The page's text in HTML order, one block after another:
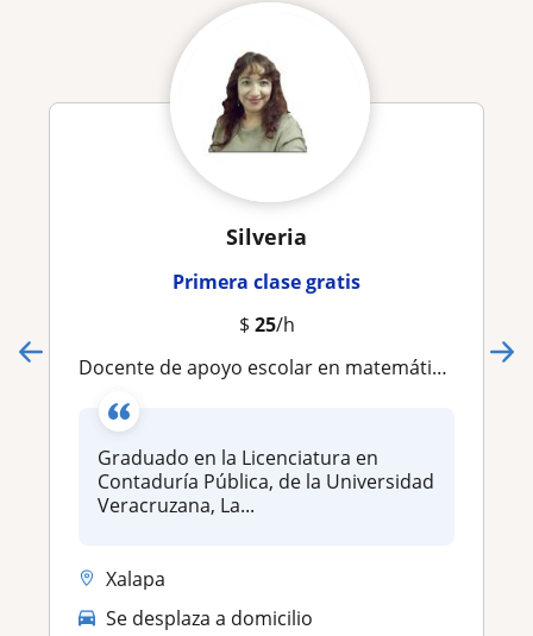
Silveria
Primera clase gratis
$ 25/h
Docente de apoyo escolar en matemáticas para adultos , nivel primaria y secundaria en modalidad online
Graduado en la Licenciatura en
Contaduría Pública, de la Universidad
Veracruzana, La...
Xalapa
Se desplaza a domicilio